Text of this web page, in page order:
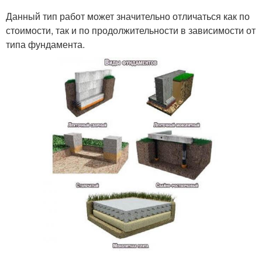
Данный тип работ может значительно отличаться как по
стоимости, так и по продолжительности в зависимости от
типа фундамента.